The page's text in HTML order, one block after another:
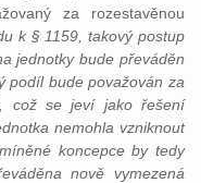
za rozestavěnou
k § 1159, takový postup
jednotky bude převáděn
podíl bude považován za
což se jeví jako řešení
nemohla vzniknout
koncepce by tedy
nově vymezená